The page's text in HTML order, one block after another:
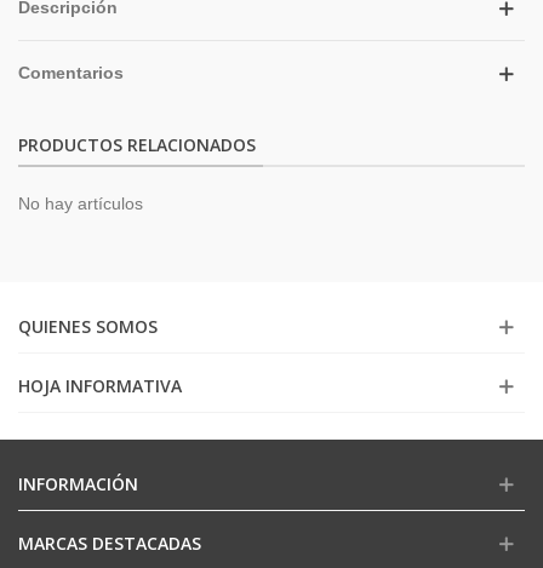
Descripción
Comentarios
PRODUCTOS RELACIONADOS
No hay artículos
QUIENES SOMOS
HOJA INFORMATIVA
INFORMACIÓN
MARCAS DESTACADAS